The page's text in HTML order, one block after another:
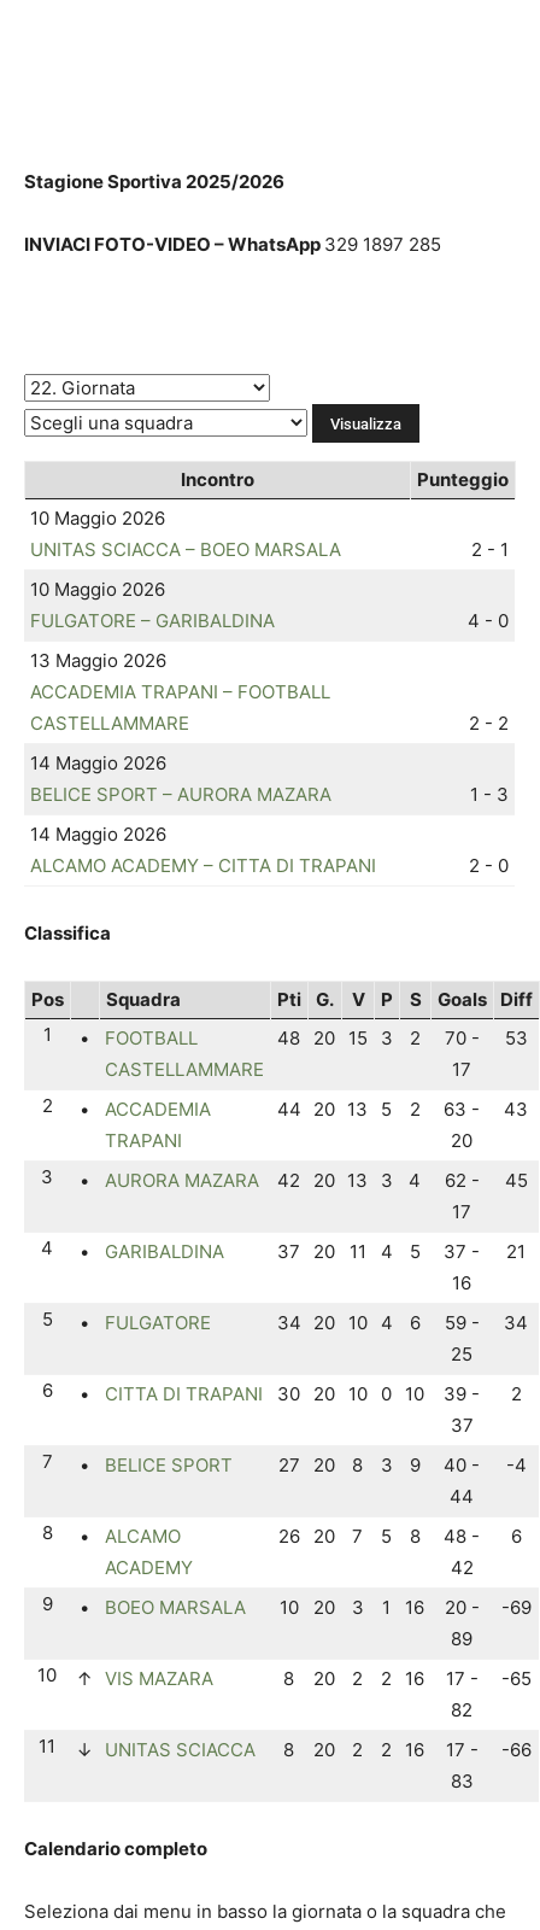
Stagione Sportiva 2025/2026
INVIACI FOTO-VIDEO – WhatsApp 329 1897 285
Incontro
Punteggio
10 Maggio 2026
UNITAS SCIACCA – BOEO MARSALA
2 - 1
10 Maggio 2026
FULGATORE – GARIBALDINA
4 - 0
13 Maggio 2026
ACCADEMIA TRAPANI – FOOTBALL
CASTELLAMMARE
2 - 2
14 Maggio 2026
BELICE SPORT – AURORA MAZARA
1 - 3
14 Maggio 2026
ALCAMO ACADEMY – CITTA DI TRAPANI
2 - 0
Classifica
Pos Squadra Pti G. V P S Goals
Diff
1
•
FOOTBALL
CASTELLAMMARE
48 20 15 3 2
70 -
17
53
2 •
ACCADEMIA
TRAPANI
44 20 13 5 2
63 -
20
43
3 • AURORA MAZARA 42 20 13 3 4
62 -
17
45
4 • GARIBALDINA 37 20 11 4 5
37 -
16
21
5 • FULGATORE 34 20 10 4 6
59 -
25
34
6 • CITTA DI TRAPANI 30 20 10 0 10
39 -
37
2
7 • BELICE SPORT 27 20 8 3 9
40 -
44
-4
8 •
ALCAMO
ACADEMY
26 20 7 5 8
48 -
42
6
9 • BOEO MARSALA 10 20 3 1 16
20 -
89
-69
10 ↑ VIS MAZARA 8 20 2 2 16
17 -
82
-65
11 ↓ UNITAS SCIACCA 8 20 2 2 16
17 -
83
-66
Calendario completo
Seleziona dai menu in basso la giornata o la squadra che